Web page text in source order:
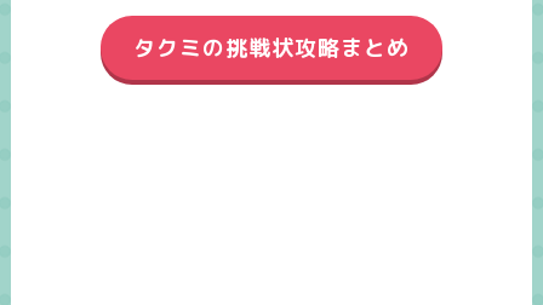
タクミの挑戦状攻略まとめ